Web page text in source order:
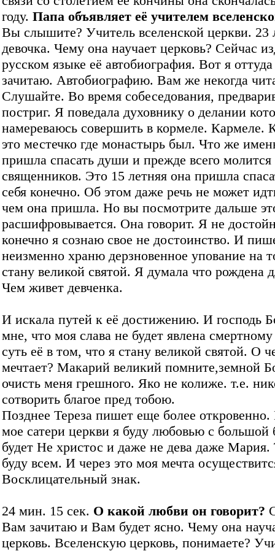
году. Папа объявляет её учителем
Вы слышите? Учитель вселенской церкви. 23
девочка. Чему она научает церковь? Сейчас
русском языке её автобиография. Вот я
зачитаю. Автобиографию. Вам же некогда
Слушайте. Во время собеседования,
постриг. Я поведала духовнику о делании
намереваюсь совершить в кормеле. Кармеле.
это местечко где монастырь был. Что же
пришла спасать души и прежде всего молится
священников. Это 15 летняя она пришла
себя конечно. Об этом даже речь не может
чем она пришла. Но вы посмотрите дальше
расшифровывается. Она говорит. Я не
конечно я сознаю свое не достоинство. И
неизменно храню дерзновенное упование на
стану великой святой. Я думала что рождена
Чем живет девченка.
И искала путей к её достижению. И господь
мне, что моя слава не будет явлена
суть её в том, что я стану великой святой. О
мечтает? Макарий великий помните,земной
очисть меня грешного. Яко не колиже. т.е.
сотворить благое пред тобою.
Позднее Тереза пишет еще более откровенно.
мое сатери церкви я буду любовью с
будет Не христос и даже не дева даже Мария.
буду всем. И через это моя мечта
Восклицательный знак.
24 мин. 15 сек. О какой любви он говорит?
Вам зачитаю и Вам будет ясно. Чему она
церковь. Вселенскую церковь, понимаете?